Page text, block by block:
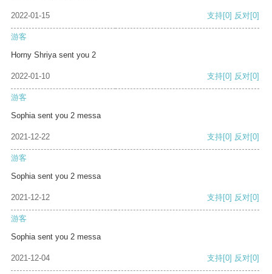
2022-01-15 支持[0] 反对[0]
游客
Horny Shriya sent you 2
2022-01-10 支持[0] 反对[0]
游客
Sophia sent you 2 messa
2021-12-22 支持[0] 反对[0]
游客
Sophia sent you 2 messa
2021-12-12 支持[0] 反对[0]
游客
Sophia sent you 2 messa
2021-12-04 支持[0] 反对[0]